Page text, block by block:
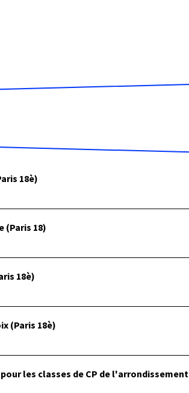
18è)
(Paris 18)
18è)
(Paris 18è)
les classes de CP de l'arrondissement